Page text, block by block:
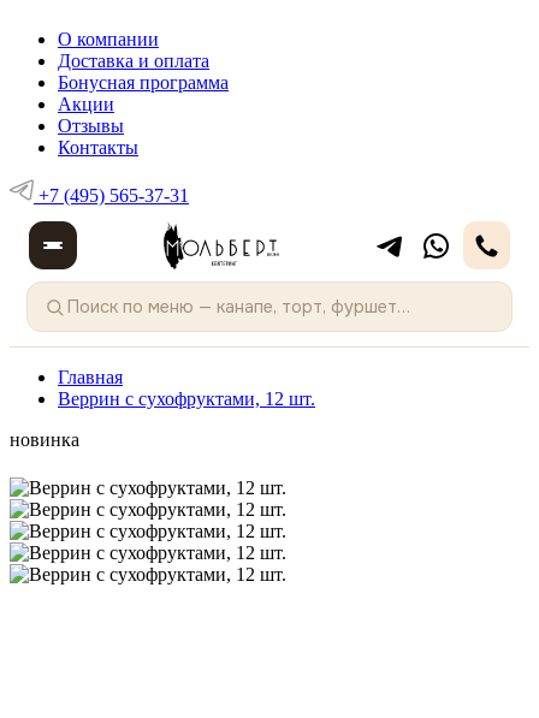
О компании
Доставка и оплата
Бонусная программа
Акции
Отзывы
Контакты
+7 (495) 565-37-31
Главная
Веррин с сухофруктами, 12 шт.
новинка